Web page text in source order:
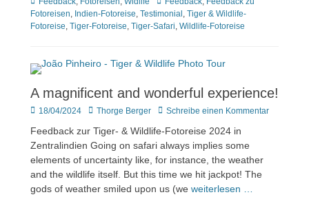
Fotoreisen, Indien-Fotoreise, Testimonial , Tiger & Wildlife-
Fotoreise, Tiger-Fotoreise, Tiger-Safari, Wildlife-Fotoreise
A magnificent and wonderful experience!
Veröffentlicht
18/04/2024 Author
Thorge Berger Schreibe einen Kommentar
Feedback zur Tiger- & Wildlife-Fotoreise 2024 in
Zentralindien Going on safari always implies some
elements of uncertainty like, for instance, the weather
and the wildlife itself. But this time we hit jackpot! The
gods of weather smiled upon us (we weiterlesen …